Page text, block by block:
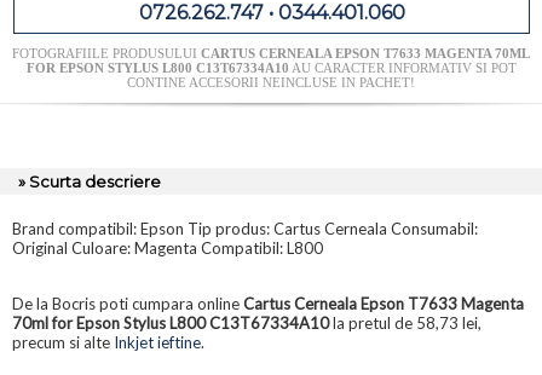
0726.262.747 • 0344.401.060
FOTOGRAFIILE PRODUSULUI CARTUS CERNEALA EPSON T7633 MAGENTA 70ML
FOR EPSON STYLUS L800 C13T67334A10 AU CARACTER INFORMATIV SI POT
CONTINE ACCESORII NEINCLUSE IN PACHET!
» Scurta descriere
Brand compatibil: Epson Tip produs: Cartus Cerneala Consumabil:
Original Culoare: Magenta Compatibil: L800
De la Bocris poti cumpara onlineCartus Cerneala Epson T7633 Magenta
70ml for Epson Stylus L800 C13T67334A10la pretul de 58,73 lei,
precum si alte Inkjet ieftine.